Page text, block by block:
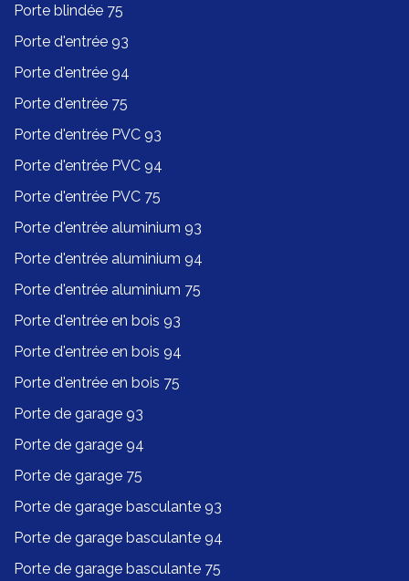
Porte blindée 75
Porte d'entrée 93
Porte d'entrée 94
Porte d'entrée 75
Porte d'entrée PVC 93
Porte d'entrée PVC 94
Porte d'entrée PVC 75
Porte d'entrée aluminium 93
Porte d'entrée aluminium 94
Porte d'entrée aluminium 75
Porte d'entrée en bois 93
Porte d'entrée en bois 94
Porte d'entrée en bois 75
Porte de garage 93
Porte de garage 94
Porte de garage 75
Porte de garage basculante 93
Porte de garage basculante 94
Porte de garage basculante 75